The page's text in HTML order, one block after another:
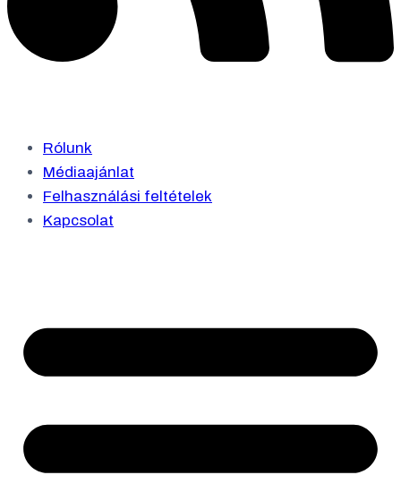
Rólunk
Médiaajánlat
Felhasználási feltételek
Kapcsolat